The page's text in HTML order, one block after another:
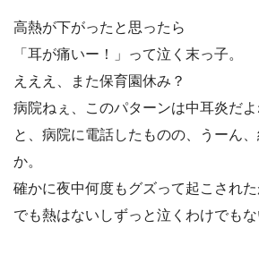
高熱が下がったと思ったら
「耳が痛いー！」って泣く末っ子。
えええ、また保育園休み？
病院ねぇ、このパターンは中耳炎だよ
と、病院に電話したものの、うーん
か。
確かに夜中何度もグズって起こされた
でも熱はないしずっと泣くわけでもな